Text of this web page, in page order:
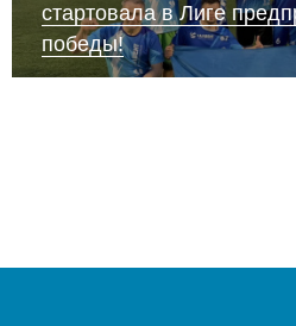
стартовала в Лиге
победы!